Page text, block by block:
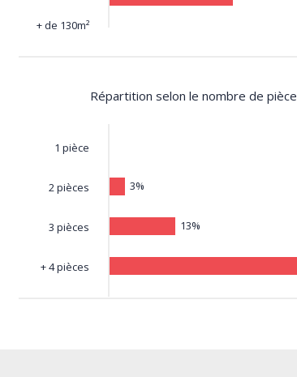
+ de 130m²
Répartition selon le nombre de
1 pièce
2 pièces
3 pièces
+ 4 pièces
3%
13%